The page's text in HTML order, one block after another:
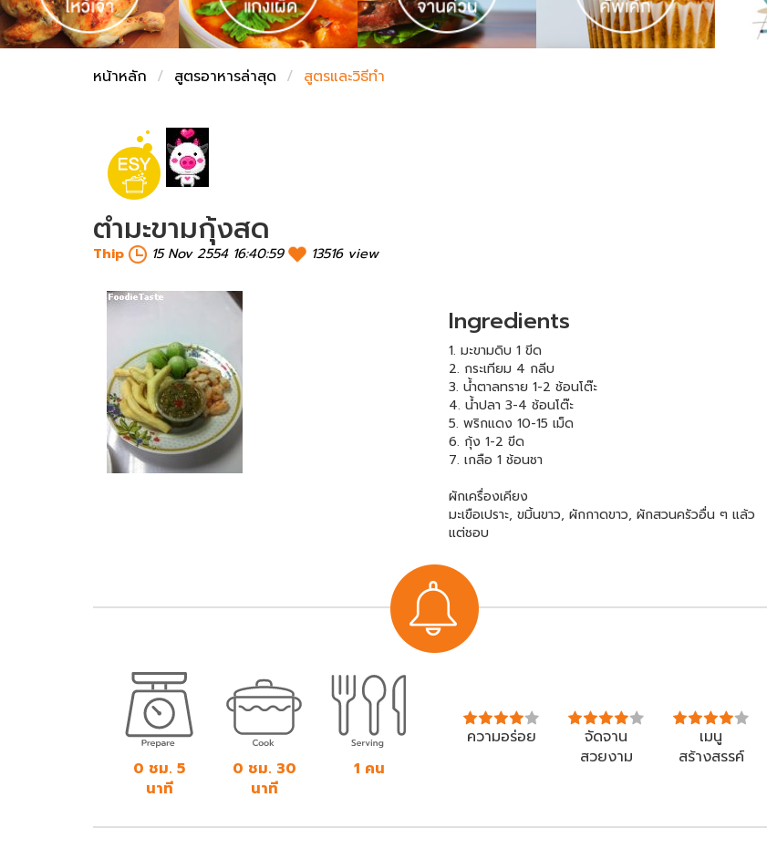
หน้าหลัก สูตรอาหารล่าสุด สูตรและวิธีทำ
ตำมะขามกุ้งสด
Thip 15 Nov 2554 16:40:59 13516 view
Ingredients
1. มะขามดิบ 1 ขีด
2. กระเทียม 4 กลีบ
3. น้ำตาลทราย 1-2 ช้อนโต๊ะ
4. น้ำปลา 3-4 ช้อนโต๊ะ
5. พริกแดง 10-15 เม็ด
6. กุ้ง 1-2 ขีด
7. เกลือ 1 ช้อนชา
ผักเครื่องเคียง
มะเขือเปราะ, ขมิ้นขาว, ผักกาดขาว, ผักสวนครัวอื่น ๆ แล้ว
แต่ชอบ
0 ชม. 5
นาที
0 ชม. 30
นาที
1 คน
ความอร่อย
จัดจาน
สวยงาม
เมนู
สร้างสรรค์